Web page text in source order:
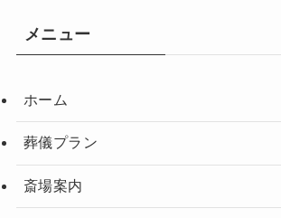
メニュー
ホーム
葬儀プラン
斎場案内